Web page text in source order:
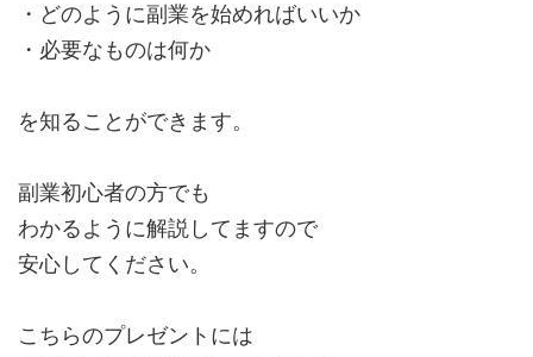
・どのように副業を始めればいいか
・必要なものは何か
を知ることができます。
副業初心者の方でも
わかるように解説してますので
安心してください。
こちらのプレゼントには